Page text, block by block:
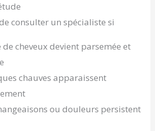
consulter un spécialiste si
de cheveux devient parsemée et
chauves apparaissent
ou douleurs persistent